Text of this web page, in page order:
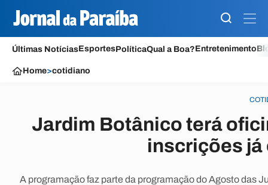
Últimas NotíciasEsportesPolíticaQual a Boa?Entretenimento
Home>cotidiano
Jardim Botânico terá
inscrições já
A programação faz parte da programação do Agosto das